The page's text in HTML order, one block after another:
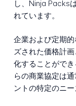
し、Ninja Packs
れています。
企業および定期
ズされた価格計
化することがで
らの商業協定は
ントの特定のニ